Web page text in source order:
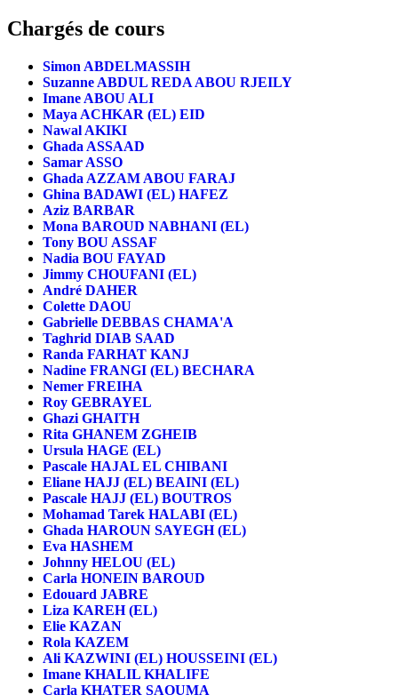
Chargés de cours
Simon ABDELMASSIH
Suzanne ABDUL REDA ABOU RJEILY
Imane ABOU ALI
Maya ACHKAR (EL) EID
Nawal AKIKI
Ghada ASSAAD
Samar ASSO
Ghada AZZAM ABOU FARAJ
Ghina BADAWI (EL) HAFEZ
Aziz BARBAR
Mona BAROUD NABHANI (EL)
Tony BOU ASSAF
Nadia BOU FAYAD
Jimmy CHOUFANI (EL)
André DAHER
Colette DAOU
Gabrielle DEBBAS CHAMA'A
Taghrid DIAB SAAD
Randa FARHAT KANJ
Nadine FRANGI (EL) BECHARA
Nemer FREIHA
Roy GEBRAYEL
Ghazi GHAITH
Rita GHANEM ZGHEIB
Ursula HAGE (EL)
Pascale HAJAL EL CHIBANI
Eliane HAJJ (EL) BEAINI (EL)
Pascale HAJJ (EL) BOUTROS
Mohamad Tarek HALABI (EL)
Ghada HAROUN SAYEGH (EL)
Eva HASHEM
Johnny HELOU (EL)
Carla HONEIN BAROUD
Edouard JABRE
Liza KAREH (EL)
Elie KAZAN
Rola KAZEM
Ali KAZWINI (EL) HOUSSEINI (EL)
Imane KHALIL KHALIFE
Carla KHATER SAOUMA